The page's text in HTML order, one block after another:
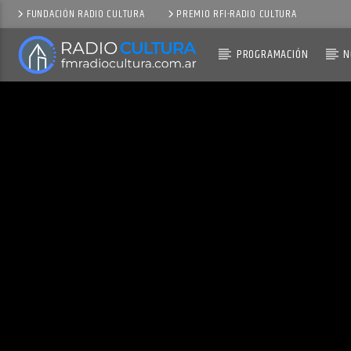
FUNDACIÓN RADIO CULTURA PREMIO RFI-RADIO CULTURA
PROGRAMACIÓN